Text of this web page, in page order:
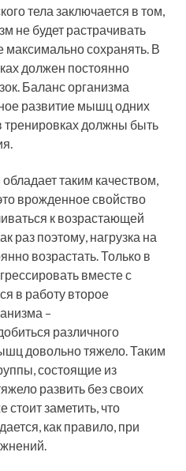
тела заключается в том,
не будет растрачивать
максимально сохранять. В
должен постоянно
Баланс организма
развитие мышц одних
тренировках должны быть
таким качеством,
врожденное свойство
к возрастающей
раз поэтому, нагрузка на
возрастать. Только в
вместе с
в работу второе
–
различного
довольно тяжело. Таким
состоящие из
развить без своих
заметить, что
как правило, при